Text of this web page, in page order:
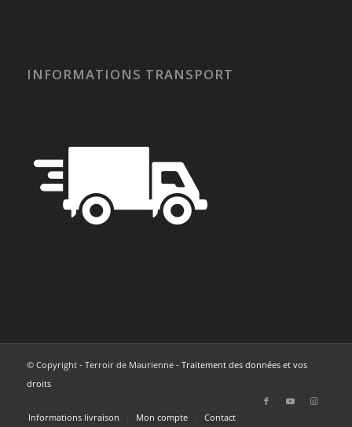
INFORMATIONS TRANSPORT
© Copyright - Terroir de Maurienne - Traitement des données et vos
droits
Informations livraison Mon compte Contact